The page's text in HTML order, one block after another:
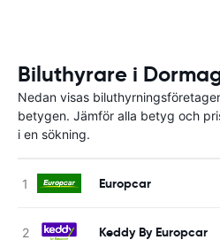
Biluthyrare i
Nedan visas
betygen. Jämför alla betyg och
i en sökning.
Europcar
Keddy By Europcar